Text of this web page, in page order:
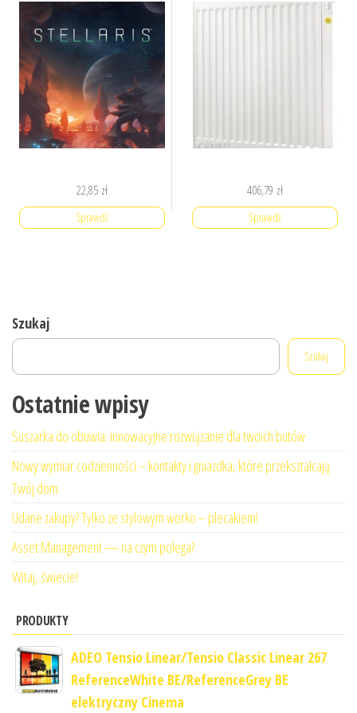
22,85 zł
Sprawdź
406,79 zł
Sprawdź
Szukaj
Szukaj
Ostatnie wpisy
Suszarka do obuwia: innowacyjne rozwiązanie dla twoich butów
Nowy wymiar codzienności – kontakty i gniazdka, które przekształcają
Twój dom
Udane zakupy? Tylko ze stylowym worko – plecakiem!
Asset Management — na czym polega?
Witaj, świecie!
PRODUKTY
ADEO Tensio Linear/Tensio Classic Linear 267
ReferenceWhite BE/ReferenceGrey BE
elektryczny Cinema